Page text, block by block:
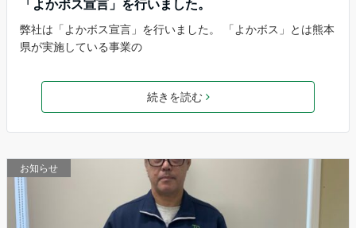
「よかボス宣言」を行いました。
弊社は「よかボス宣言」を行いました。 「よかボス」とは熊本
県が実施している事業の
続きを読む
お知らせ